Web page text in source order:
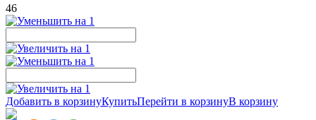
46
Добавить в корзинуКупитьПерейти в корзинуВ корзину